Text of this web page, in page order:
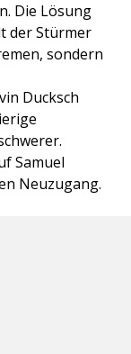
Die Lösung
der Stürmer
sondern
Ducksch
Samuel
Neuzugang.